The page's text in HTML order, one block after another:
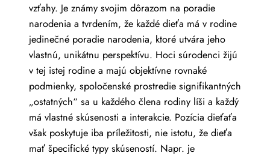
vzťahy. Je známy svojim dôrazom na poradie
narodenia a tvrdením, že každé dieťa má v rodine
jedinečné poradie narodenia, ktoré utvára jeho
vlastnú, unikátnu perspektívu. Hoci súrodenci žijú
v tej istej rodine a majú objektívne rovnaké
podmienky, spoločenské prostredie signifikantných
„ostatných“ sa u každého člena rodiny líši a každý
má vlastné skúsenosti a interakcie. Pozícia dieťaťa
však poskytuje iba príležitosti, nie istotu, že dieťa
mať špecifické typy skúseností. Napr. je